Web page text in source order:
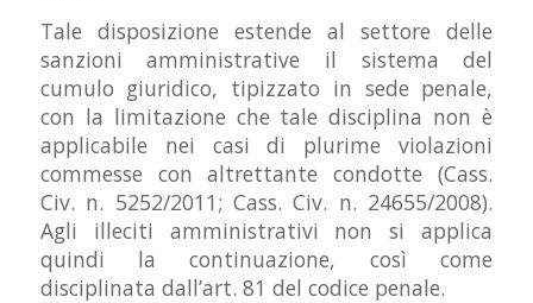
Tale disposizione estende al settore delle
sanzioni amministrative il sistema del
cumulo giuridico, tipizzato in sede penale,
con la limitazione che tale disciplina non è
applicabile nei casi di plurime violazioni
commesse con altrettante condotte (Cass.
Civ. n. 5252/2011; Cass. Civ. n. 24655/2008).
Agli illeciti amministrativi non si applica
quindi la continuazione, così come
disciplinata dall’art. 81 del codice penale.